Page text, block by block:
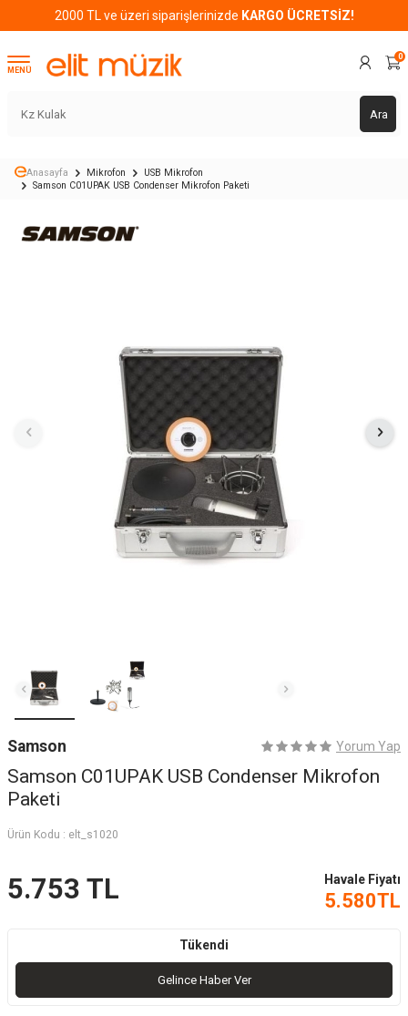
2000 TL ve üzeri siparişlerinizde KARGO ÜCRETSİZ!
MENÜ
Ara
0
Anasayfa Mikrofon
USB Mikrofon
Samson C01UPAK USB Condenser Mikrofon Paketi
Samson Yorum Yap
Samson C01UPAK USB Condenser Mikrofon
Paketi
Ürün Kodu : elt_s1020
5.753 TL Havale Fiyatı
5.580TL
Tükendi
Gelince Haber Ver